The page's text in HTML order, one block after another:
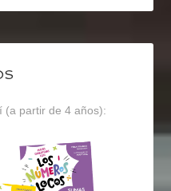
(a partir de 4 años):